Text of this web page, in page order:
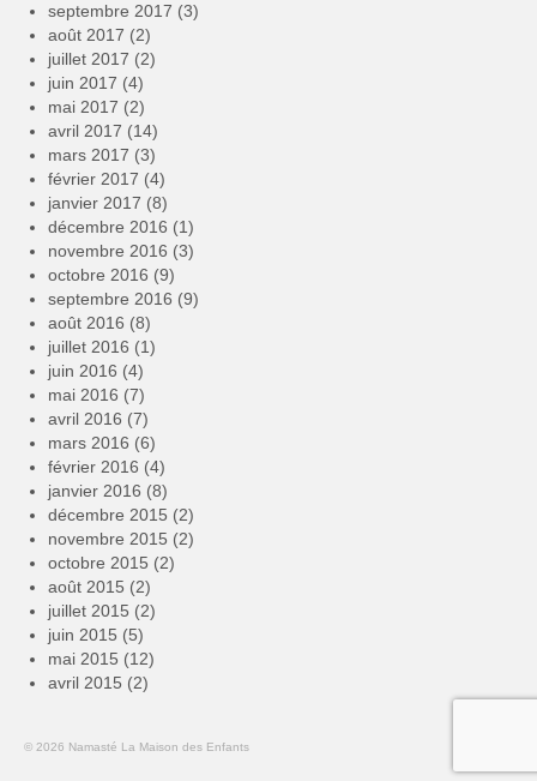
septembre 2017 (3)
août 2017 (2)
juillet 2017 (2)
juin 2017 (4)
mai 2017 (2)
avril 2017 (14)
mars 2017 (3)
février 2017 (4)
janvier 2017 (8)
décembre 2016 (1)
novembre 2016 (3)
octobre 2016 (9)
septembre 2016 (9)
août 2016 (8)
juillet 2016 (1)
juin 2016 (4)
mai 2016 (7)
avril 2016 (7)
mars 2016 (6)
février 2016 (4)
janvier 2016 (8)
décembre 2015 (2)
novembre 2015 (2)
octobre 2015 (2)
août 2015 (2)
juillet 2015 (2)
juin 2015 (5)
mai 2015 (12)
avril 2015 (2)
© 2026 Namasté La Maison des Enfants